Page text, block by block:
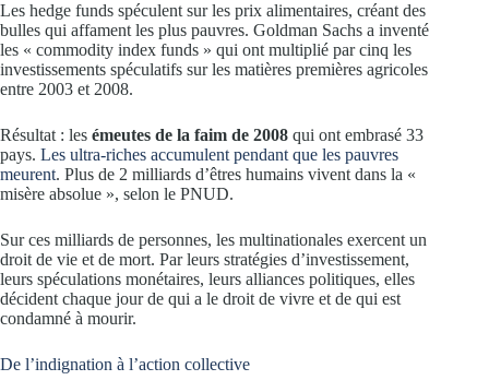
Les hedge funds spéculent sur les prix alimentaires, créant des
bulles qui affament les plus pauvres. Goldman Sachs a inventé
les « commodity index funds » qui ont multiplié par cinq les
investissements spéculatifs sur les matières premières agricoles
entre 2003 et 2008.
Résultat : les émeutes de la faim de 2008 qui ont embrasé 33
pays. Les ultra-riches accumulent pendant que les pauvres
meurent. Plus de 2 milliards d’êtres humains vivent dans la «
misère absolue », selon le PNUD.
Sur ces milliards de personnes, les multinationales exercent un
droit de vie et de mort. Par leurs stratégies d’investissement,
leurs spéculations monétaires, leurs alliances politiques, elles
décident chaque jour de qui a le droit de vivre et de qui est
condamné à mourir.
De l’indignation à l’action collective